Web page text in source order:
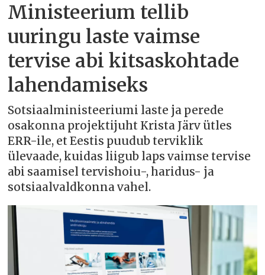
Ministeerium tellib
uuringu laste vaimse
tervise abi kitsaskohtade
lahendamiseks
Sotsiaalministeeriumi laste ja perede
osakonna projektijuht Krista Järv ütles
ERR-ile, et Eestis puudub terviklik
ülevaade, kuidas liigub laps vaimse tervise
abi saamisel tervishoiu-, haridus- ja
sotsiaalvaldkonna vahel.